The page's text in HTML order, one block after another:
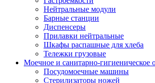
Нейтральные модули
Барные станции
Диспенсеры
Прилавки нейтральные
Шкафы распашные для хлеба
Тележки грузовые
Моечное и санитарно-гигиеническое
Посудомоечные машины
Стерилизаторы ножей